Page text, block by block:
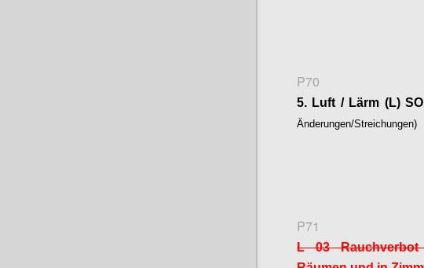
P70
5. Luft / Lärm (L)
Änderungen/Streichungen)
P71
L 03 Rauchverbot